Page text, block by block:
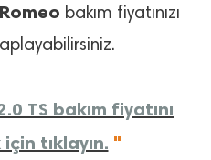
bakım fiyatınızı
TS bakım fiyatını
tıklayın. "